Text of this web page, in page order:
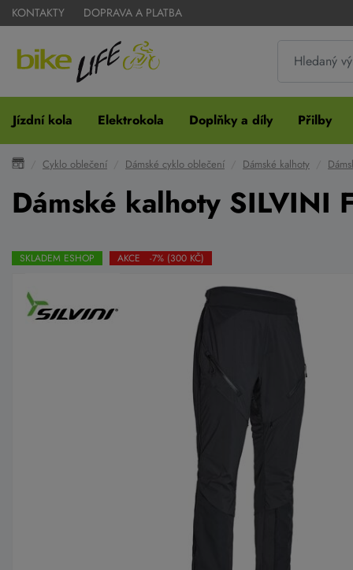
KONTAKTY DOPRAVA A PLATBA
Jízdní kola Elektrokola Doplňky a díly Přilby
Cyklo oblečení Dámské cyklo oblečení Dámské kalhoty
Dámské kalhoty SILVINI
SKLADEM ESHOP AKCE -7% (300 KČ)